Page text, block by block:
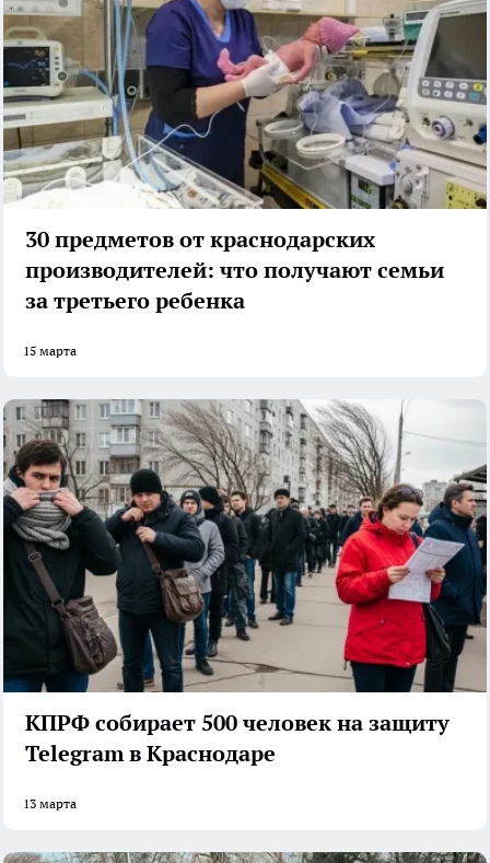
30 предметов от краснодарских
производителей: что получают семьи
за третьего ребенка
15 марта
КПРФ собирает 500 человек на защиту
Telegram в Краснодаре
13 марта